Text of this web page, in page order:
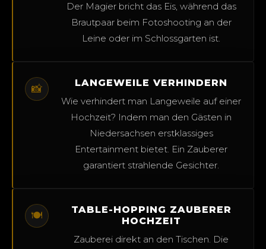
Der Magier bricht das Eis, während das
Brautpaar beim Fotoshooting an der
Leine oder im Schlossgarten ist.
📸
LANGEWEILE VERHINDERN
Wie verhindert man Langeweile auf einer
Hochzeit? Indem man den Gästen in
Niedersachsen erstklassiges
Entertainment bietet. Ein Zauberer
garantiert strahlende Gesichter.
🍽️
TABLE-HOPPING ZAUBERER
HOCHZEIT
Zauberei direkt an den Tischen. Die